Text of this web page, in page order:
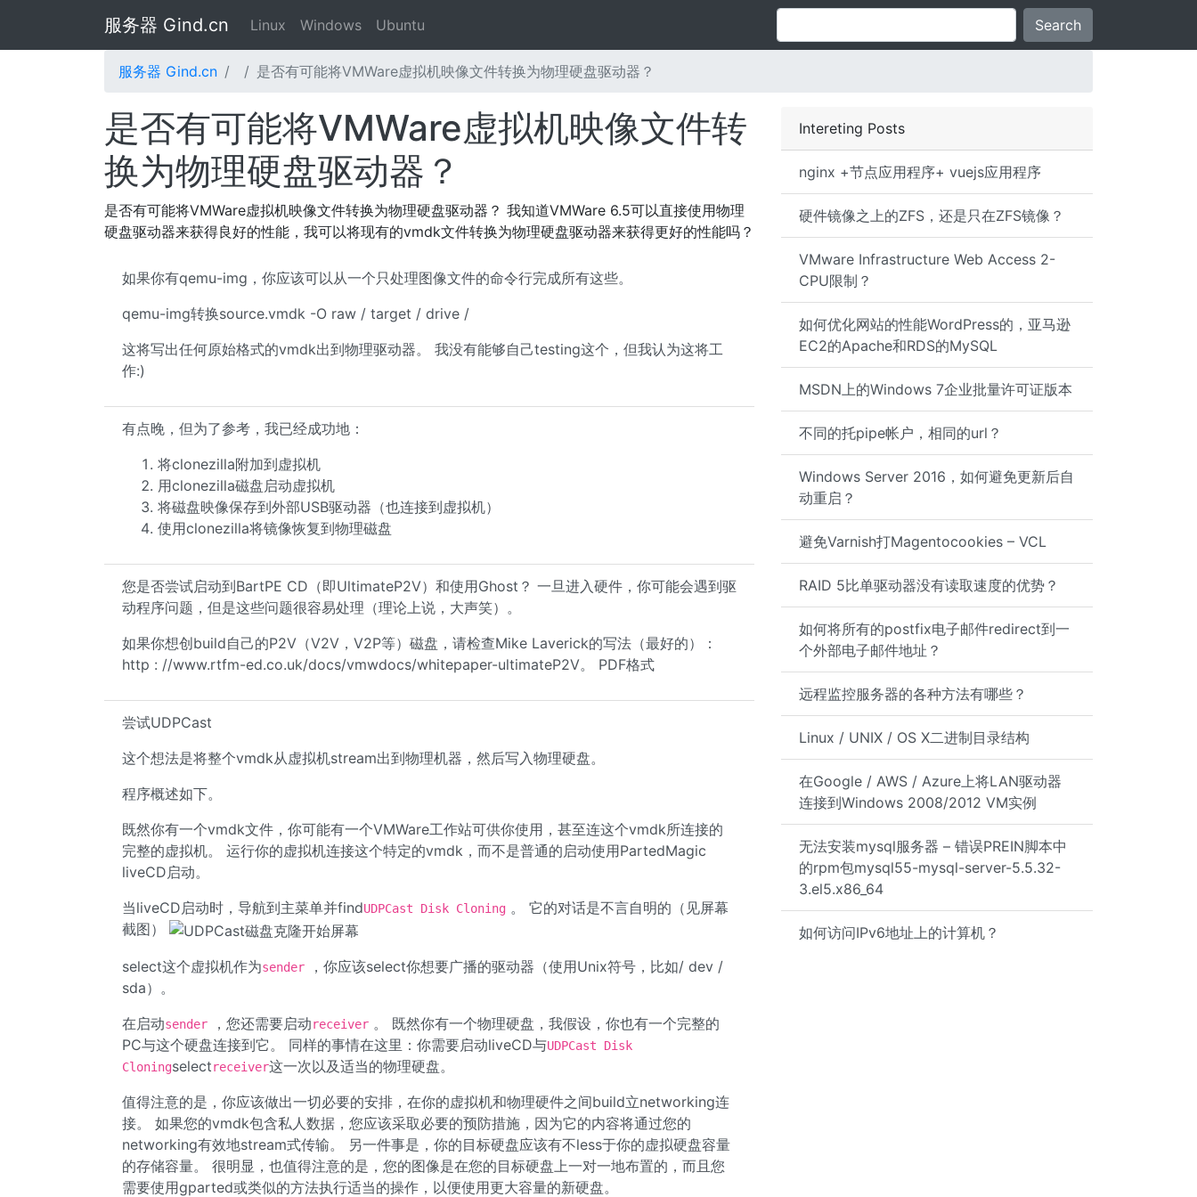
服务器 Gind.cn Linux Windows Ubuntu Search
服务器 Gind.cn 是否有可能将VMWare虚拟机映像文件转换为物理硬盘驱动器？
Intereting Posts
nginx +节点应用程序+ vuejs应用程序
硬件镜像之上的ZFS，还是只在ZFS镜像？
VMware Infrastructure Web Access 2-
CPU限制？
如何优化网站的性能WordPress的，亚马逊
EC2的Apache和RDS的MySQL
MSDN上的Windows 7企业批量许可证版本
不同的托pipe帐户，相同的url？
Windows Server 2016，如何避免更新后自
动重启？
避免Varnish打Magentocookies – VCL
RAID 5比单驱动器没有读取速度的优势？
如何将所有的postfix电子邮件redirect到一
个外部电子邮件地址？
远程监控服务器的各种方法有哪些？
Linux / UNIX / OS X二进制目录结构
在Google / AWS / Azure上将LAN驱动器
连接到Windows 2008/2012 VM实例
无法安装mysql服务器 – 错误PREIN脚本中
的rpm包mysql55-mysql-server-5.5.32-
3.el5.x86_64
如何访问IPv6地址上的计算机？
是否有可能将VMWare虚拟机映像文件转
换为物理硬盘驱动器？
是否有可能将VMWare虚拟机映像文件转换为物理硬盘驱动器？ 我知道VMWare 6.5可以直接使用物理
硬盘驱动器来获得良好的性能，我可以将现有的vmdk文件转换为物理硬盘驱动器来获得更好的性能吗？
如果你有qemu-img，你应该可以从一个只处理图像文件的命令行完成所有这些。
qemu-img转换source.vmdk -O raw / target / drive /
这将写出任何原始格式的vmdk出到物理驱动器。 我没有能够自己testing这个，但我认为这将工
作:)
有点晚，但为了参考，我已经成功地：
将clonezilla附加到虚拟机
用clonezilla磁盘启动虚拟机
将磁盘映像保存到外部USB驱动器（也连接到虚拟机）
使用clonezilla将镜像恢复到物理磁盘
您是否尝试启动到BartPE CD（即UltimateP2V）和使用Ghost？ 一旦进入硬件，你可能会遇到驱
动程序问题，但是这些问题很容易处理（理论上说，大声笑）。
如果你想创build自己的P2V（V2V，V2P等）磁盘，请检查Mike Laverick的写法（最好的）：
http : //www.rtfm-ed.co.uk/docs/vmwdocs/whitepaper-ultimateP2V。 PDF格式
尝试UDPCast
这个想法是将整个vmdk从虚拟机stream出到物理机器，然后写入物理硬盘。
程序概述如下。
既然你有一个vmdk文件，你可能有一个VMWare工作站可供你使用，甚至连这个vmdk所连接的
完整的虚拟机。 运行你的虚拟机连接这个特定的vmdk，而不是普通的启动使用PartedMagic
liveCD启动。
当liveCD启动时，导航到主菜单并findUDPCast Disk Cloning 。 它的对话是不言自明的（见屏幕
截图）
select这个虚拟机作为sender
，你应该select你想要广播的驱动器（使用Unix符号，比如/ dev /
sda）。
在启动sender ，您还需要启动receiver 。 既然你有一个物理硬盘，我假设，你也有一个完整的
PC与这个硬盘连接到它。 同样的事情在这里：你需要启动liveCD与UDPCast Disk
Cloningselectreceiver这一次以及适当的物理硬盘。
值得注意的是，你应该做出一切必要的安排，在你的虚拟机和物理硬件之间build立networking连
接。 如果您的vmdk包含私人数据，您应该采取必要的预防措施，因为它的内容将通过您的
networking有效地stream式传输。 另一件事是，你的目标硬盘应该有不less于你的虚拟硬盘容量
的存储容量。 很明显，也值得注意的是，您的图像是在您的目标硬盘上一对一地布置的，而且您
需要使用gparted或类似的方法执行适当的操作，以便使用更大容量的新硬盘。